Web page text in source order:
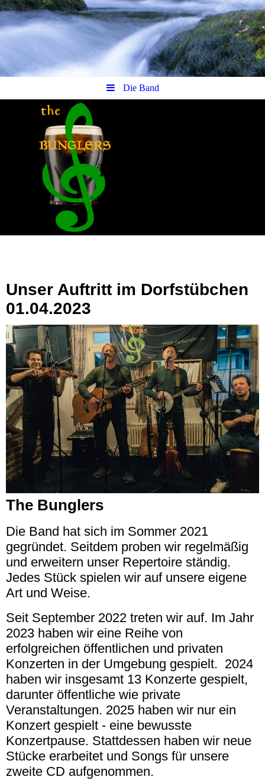
Die Band
The
Bunglers
irische Pubmusik
Unser Auftritt im Dorfstübchen
01.04.2023
The Bunglers
Die Band hat sich im Sommer 2021
gegründet. Seitdem proben wir regelmäßig
und erweitern unser Repertoire ständig.
Jedes Stück spielen wir auf unsere eigene
Art und Weise.
Seit September 2022 treten wir auf. Im Jahr
2023 haben wir eine Reihe von
erfolgreichen öffentlichen und privaten
Konzerten in der Umgebung gespielt. 2024
haben wir insgesamt 13 Konzerte gespielt,
darunter öffentliche wie private
Veranstaltungen. 2025 haben wir nur ein
Konzert gespielt - eine bewusste
Konzertpause. Stattdessen haben wir neue
Stücke erarbeitet und Songs für unsere
zweite CD aufgenommen.